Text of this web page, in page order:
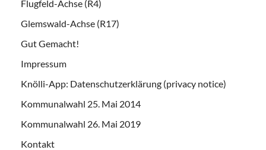
Flugfeld-Achse (R4)
Glemswald-Achse (R17)
Gut Gemacht!
Impressum
Knölli-App: Datenschutzerklärung (privacy notice)
Kommunalwahl 25. Mai 2014
Kommunalwahl 26. Mai 2019
Kontakt